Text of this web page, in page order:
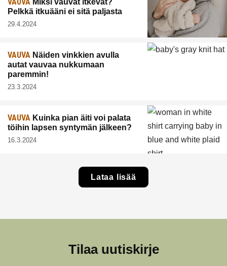
VAUVA Miksi vauvat itkevät?
Pelkkä itkuääni ei sitä paljasta
29.4.2024
VAUVA Näiden vinkkien avulla
autat vauvaa nukkumaan
paremmin!
23.3.2024
VAUVA Kuinka pian äiti voi palata
töihin lapsen syntymän jälkeen?
16.3.2024
Lataa lisää
Tilaa uutiskirje